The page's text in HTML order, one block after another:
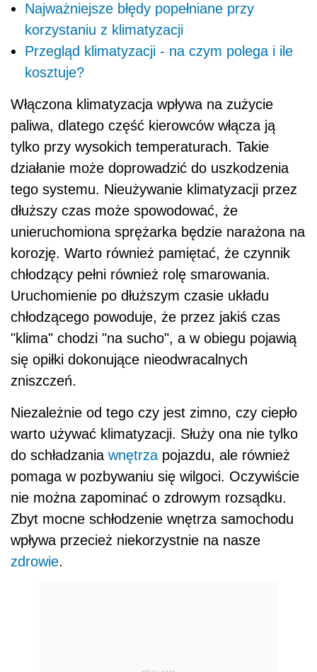
Najważniejsze błędy popełniane przy
korzystaniu z klimatyzacji
Przegląd klimatyzacji - na czym polega i ile
kosztuje?
Włączona klimatyzacja wpływa na zużycie
paliwa, dlatego część kierowców włącza ją
tylko przy wysokich temperaturach. Takie
działanie może doprowadzić do uszkodzenia
tego systemu. Nieużywanie klimatyzacji przez
dłuższy czas może spowodować, że
unieruchomiona sprężarka będzie narażona na
korozję. Warto również pamiętać, że czynnik
chłodzący pełni również rolę smarowania.
Uruchomienie po dłuższym czasie układu
chłodzącego powoduje, że przez jakiś czas
"klima" chodzi "na sucho", a w obiegu pojawią
się opiłki dokonujące nieodwracalnych
zniszczeń.
Niezależnie od tego czy jest zimno, czy ciepło
warto używać klimatyzacji. Służy ona nie tylko
do schładzania wnętrza pojazdu, ale również
pomaga w pozbywaniu się wilgoci. Oczywiście
nie można zapominać o zdrowym rozsądku.
Zbyt mocne schłodzenie wnętrza samochodu
wpływa przecież niekorzystnie na nasze
zdrowie.